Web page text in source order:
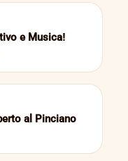
e Musica!
al Pinciano